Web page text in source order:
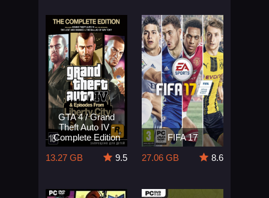
GTA 4 / Grand
Theft Auto IV -
Complete Edition
13.27 GB
9.5
FIFA 17
27.06 GB
8.6